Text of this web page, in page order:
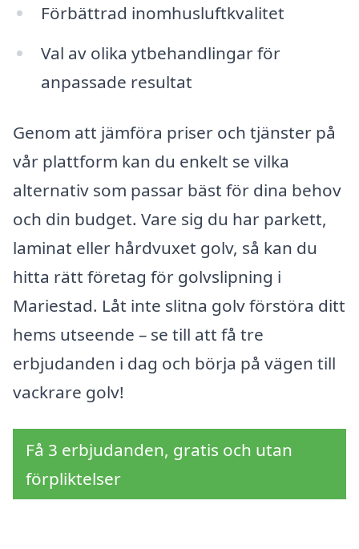
Förbättrad inomhusluftkvalitet
Val av olika ytbehandlingar för
anpassade resultat
Genom att jämföra priser och tjänster på
vår plattform kan du enkelt se vilka
alternativ som passar bäst för dina behov
och din budget. Vare sig du har parkett,
laminat eller hårdvuxet golv, så kan du
hitta rätt företag för golvslipning i
Mariestad. Låt inte slitna golv förstöra ditt
hems utseende – se till att få tre
erbjudanden i dag och börja på vägen till
vackrare golv!
Få 3 erbjudanden, gratis och utan
förpliktelser